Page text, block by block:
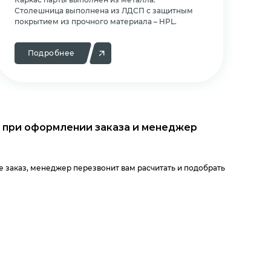
Cтолешница выполнена из ЛДСП с защитным
покрытием из прочного материала – HPL.
Подробнее
оформлении заказа и менеджер
менеджер перезвонит вам расчитать и подобрать